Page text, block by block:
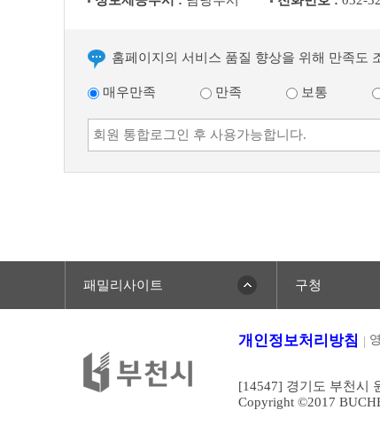
홈페이지의 서비스 품질 향상을 위해 만족도
매우만족 만족 보통
패밀리사이트 구청
개인정보처리방침
[14547] 경기도 부천시
Copyright ©2017